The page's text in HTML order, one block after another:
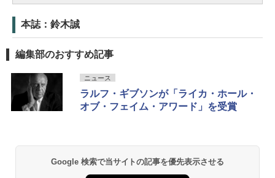
本誌：鈴木誠
編集部のおすすめ記事
ニュース
ラルフ・ギブソンが「ライカ・ホール・
オブ・フェイム・アワード」を受賞
Google 検索で当サイトの記事を優先表示させる